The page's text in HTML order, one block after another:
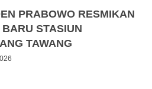
PRABOWO RESMIKAN
STASIUN
TAWANG